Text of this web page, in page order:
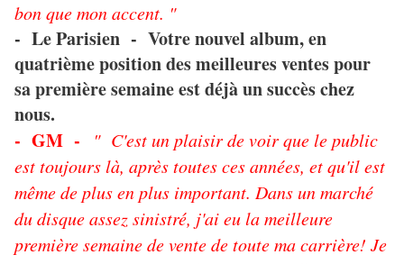
bon que mon accent. "
- Le Parisien - Votre nouvel album, en
quatrième position des meilleures ventes pour
sa première semaine est déjà un succès chez
nous.
- GM -
" C'est un plaisir de voir que le public
est toujours là, après toutes ces années, et qu'il est
même de plus en plus important. Dans un marché
du disque assez sinistré, j'ai eu la meilleure
première semaine de vente de toute ma carrière! Je